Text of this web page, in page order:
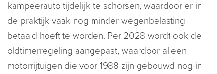
kampeerauto tijdelijk te schorsen, waardoor er in
de praktijk vaak nog minder wegenbelasting
betaald hoeft te worden. Per 2028 wordt ook de
oldtimerregeling aangepast, waardoor alleen
motorrijtuigen die voor 1988 zijn gebouwd nog in